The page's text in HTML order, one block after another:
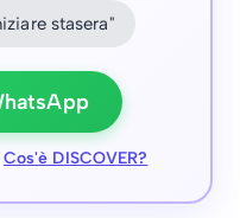
stasera"
Cos'è DISCOVER?